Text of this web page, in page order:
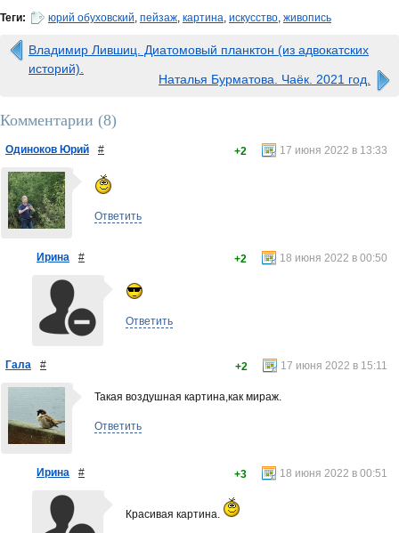
Теги: юрий обуховский, пейзаж, картина, искусство, живопись
Владимир Лившиц. Диатомовый планктон (из адвокатских
историй).
Наталья Бурматова. Чаёк. 2021 год.
Комментарии (8)
Одиноков Юрий # 17 июня 2022 в 13:33
+2
Ответить
Ирина # 18 июня 2022 в 00:50
+2
Ответить
Гала # 17 июня 2022 в 15:11
+2
Такая воздушная картина,как мираж.
Ответить
Ирина # 18 июня 2022 в 00:51
+3
Красивая картина.